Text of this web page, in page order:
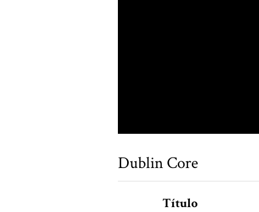
Dublin Core
Título